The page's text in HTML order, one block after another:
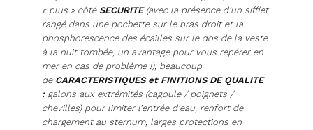
« plus » côté SECURITE(avec la présence d’un sifflet
rangé dans une pochette sur le bras droit et la
phosphorescence des écailles sur le dos de la veste
à la nuit tombée, un avantage pour vous repérer en
mer en cas de problème !), beaucoup
de CARACTERISTIQUES et FINITIONS DE QUALITE
: galons aux extrémités (cagoule / poignets /
chevilles) pour limiter l’entrée d’eau, renfort de
chargement au sternum, larges protections en